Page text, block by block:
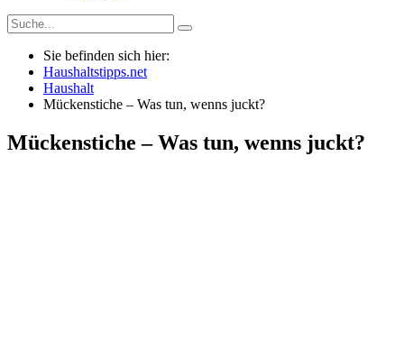
Sie befinden sich hier:
Haushaltstipps.net
Haushalt
Mückenstiche – Was tun, wenns juckt?
Mückenstiche – Was tun, wenns juckt?